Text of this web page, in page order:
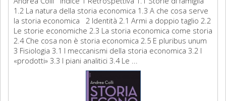
1.2 La natura della storia economica 1.3 A che cosa serve
la storia economica 2 Identità 2.1 Armi a doppio taglio 2.2
Le storie economiche 2.3 La storia economica come storia
2.4 Che cosa non è storia economica 2.5 E pluribus unum
3 Fisiologia 3.1 I meccanismi della storia economica 3.2 I
«prodotti» 3.3 I piani analitici 3.4 Le ...